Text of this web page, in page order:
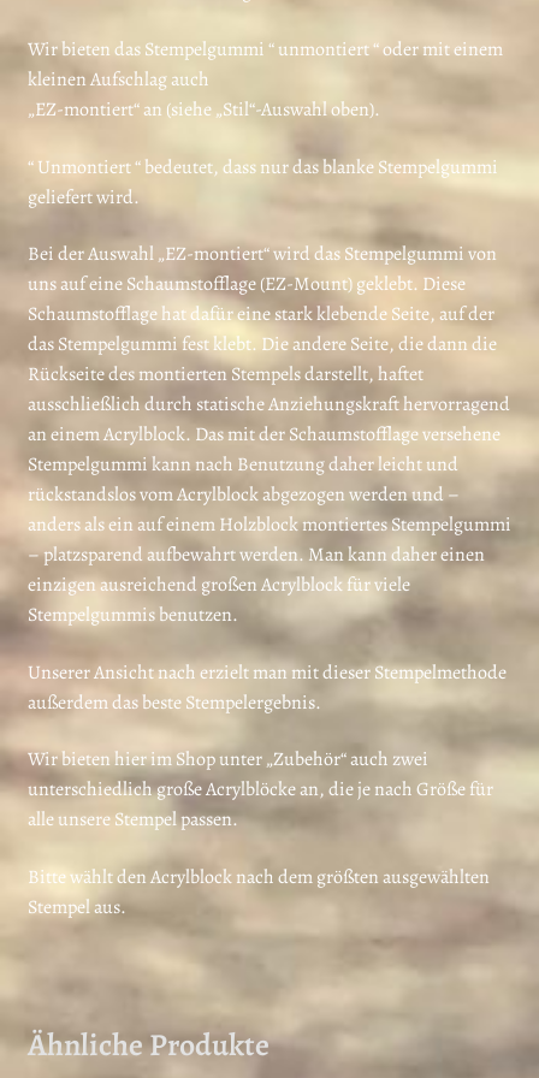
Wir bieten das Stempelgummi “ unmontiert “ oder mit einem
kleinen Aufschlag auch
„EZ-montiert“ an (siehe „Stil“-Auswahl oben).
“ Unmontiert “ bedeutet, dass nur das blanke Stempelgummi
geliefert wird.
Bei der Auswahl „EZ-montiert“ wird das Stempelgummi von
uns auf eine Schaumstofflage (EZ-Mount) geklebt. Diese
Schaumstofflage hat dafür eine stark klebende Seite, auf der
das Stempelgummi fest klebt. Die andere Seite, die dann die
Rückseite des montierten Stempels darstellt, haftet
ausschließlich durch statische Anziehungskraft hervorragend
an einem Acrylblock. Das mit der Schaumstofflage versehene
Stempelgummi kann nach Benutzung daher leicht und
rückstandslos vom Acrylblock abgezogen werden und –
anders als ein auf einem Holzblock montiertes Stempelgummi
– platzsparend aufbewahrt werden. Man kann daher einen
einzigen ausreichend großen Acrylblock für viele
Stempelgummis benutzen.
Unserer Ansicht nach erzielt man mit dieser Stempelmethode
außerdem das beste Stempelergebnis.
Wir bieten hier im Shop unter „Zubehör“ auch zwei
unterschiedlich große Acrylblöcke an, die je nach Größe für
alle unsere Stempel passen.
Bitte wählt den Acrylblock nach dem größten ausgewählten
Stempel aus.
Ähnliche Produkte